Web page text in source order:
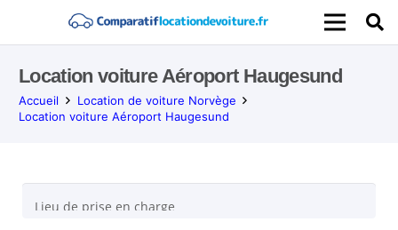
Location voiture Aéroport Haugesund
Accueil
Location de voiture Norvège
Location voiture Aéroport Haugesund
Lieu de prise en charge